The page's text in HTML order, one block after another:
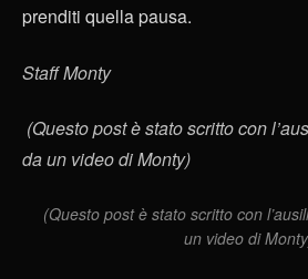
prenditi quella pausa.
Staff Monty
(Questo post è stato scritto con
da un video di Monty)
(Questo post è stato scritto con
un video di